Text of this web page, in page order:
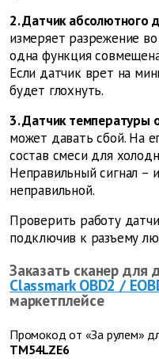
2. Датчик абсолютного
измеряет разрежение
одна функция
Если датчик врет на
будет глохнуть.
3. Датчик
может давать сбой. На
состав смеси для
Неправильный сигнал –
неправильной.
Проверить работу
подключив к разъему
Заказать сканер для
Classmark OBD2 /
маркетплейсе
Промокод от «За рулем»
TM54LZE6